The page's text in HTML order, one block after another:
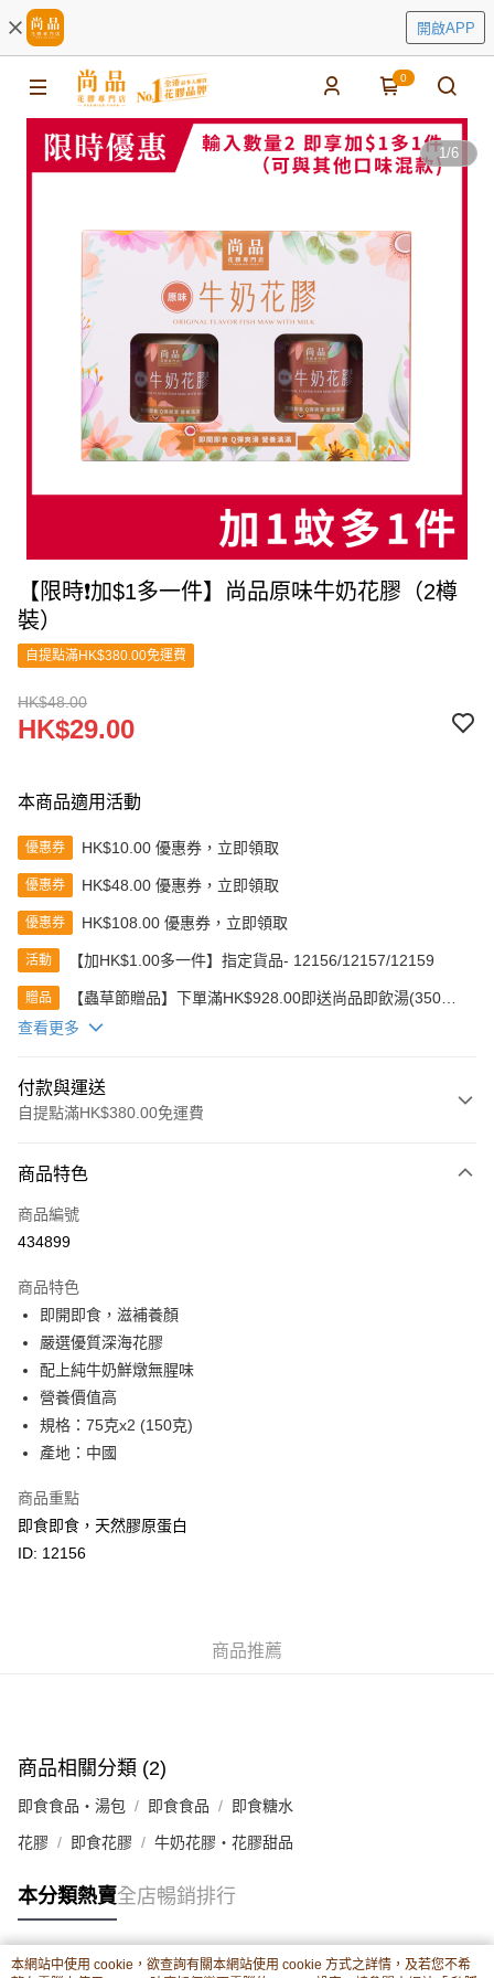
開啟APP
0
1/6
【限時❗加$1多一件】尚品原味牛奶花膠（2樽
裝）
自提點滿HK$380.00免運費
HK$48.00
HK$29.00
本商品適用活動
優惠券 HK$10.00 優惠券，立即領取
優惠券 HK$48.00 優惠券，立即領取
優惠券 HK$108.00 優惠券，立即領取
活動 【加HK$1.00多一件】指定貨品- 12156/12157/12159
贈品
【蟲草節贈品】下單滿HK$928.00即送尚品即飲湯(350克)
(款式隨機發送)
查看更多
付款與運送
自提點滿HK$380.00免運費
信用卡
Apple Pay
AlipayHK
PayMe
WeChat Pay
BoC Pay
相關說明
轉數快識別碼(FPS ID)：4042362 中國銀行戶口：012-875-1-240680-7 匯
豐銀行戶口：652-589300-838 收款人：PREMIER FOOD LTD 請於24小時
送貨方式
每筆HK$80.00，滿HK$380.00或以上免運費
滿$380免運費 - 送貨到家(3-5個工作天內送達)
商品特色
商品編號
434899
商品特色
即開即食，滋補養顏
嚴選優質深海花膠
配上純牛奶鮮燉無腥味
營養價值高
規格：75克x2 (150克)
產地：中國
商品重點
即食即食，天然膠原蛋白
ID: 12156
商品推薦
商品相關分類 (2)
即食食品・湯包 即食食品 即食糖水
花膠 即食花膠 牛奶花膠・花膠甜品
本分類熱賣全店暢銷排行
本網站中使用 cookie，欲查詢有關本網站使用 cookie 方式之詳情，及若您不希